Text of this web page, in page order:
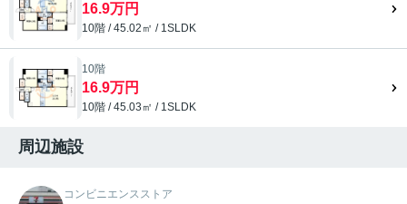
16.9万円
10階 / 45.02㎡ / 1SLDK
10階
16.9万円
10階 / 45.03㎡ / 1SLDK
周辺施設
コンビニエンスストア